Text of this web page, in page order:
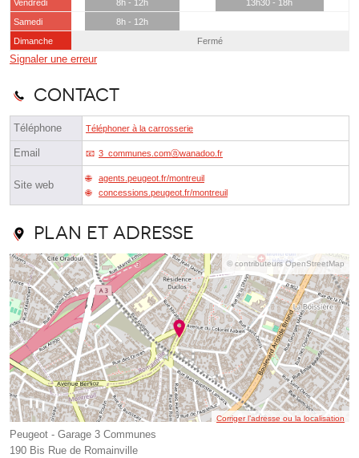
Vendredi
8h - 12h
13h30 - 18h
Samedi
8h - 12h
Dimanche
Fermé
Signaler une erreur
Contact
Téléphone Téléphoner à la carrosserie
Email 3_communes.comⓐwanadoo.fr
Site web
agents.peugeot.fr/montreuil
concessions.peugeot.fr/montreuil
Plan et adresse
© contributeurs OpenStreetMap
Corriger l’adresse ou la localisation
Peugeot - Garage 3 Communes
190 Bis Rue de Romainville